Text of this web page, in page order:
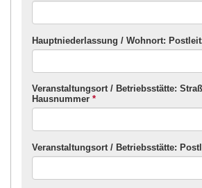
Hauptniederlassung / Wohnort:
Veranstaltungsort / Betriebsstätte:
Hausnummer *
Veranstaltungsort / Betriebsstätte: